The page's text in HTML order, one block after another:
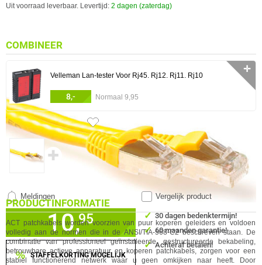
Uit voorraad leverbaar. Levertijd: 2 dagen (zaterdag)
10,95
% STAFFELKORTING MOGELIJK
✓ 30 dagen bedenktermijn!
✓ 60 maanden garantie!
✓ Achteraf betalen!
Vergelijk product
Meldingen
COMBINEER
Velleman Lan-tester Voor Rj45. Rj12. Rj11. Rj10
8,- Normaal 9,95
✛
0 artikelen geselecteerd
✚
PRODUCTINFORMATIE
ACT patchkabels worden voorzien van puur koperen geleiders en voldoen
volledig aan de normen die in de ANSI/TIA-568-C2 beschreven staan. De
combinatie van professioneel geïnstalleerde, gestructureerde bekabeling,
betrouwbareactieve apparatuur en koperen patchkabels, zorgen voor een
stabiel functionerend netwerk waar u geen omkijken naar heeft. Door